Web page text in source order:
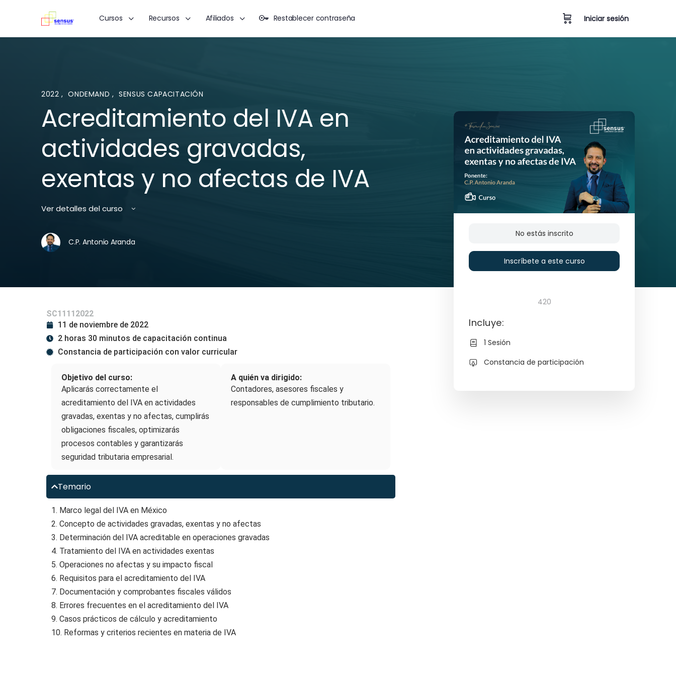
Cursos Recursos Afiliados Restablecer contraseña Iniciar sesión
2022, ONDEMAND , SENSUS CAPACITACIÓN
Acreditamiento del IVA en
actividades gravadas,
exentas y no afectas de IVA
Ver detalles del curso
C.P. Antonio Aranda
SC11112022
11 de noviembre de 2022
2 horas 30 minutos de capacitación continua
Constancia de participación con valor curricular
Objetivo del curso:
Aplicarás correctamente el
acreditamiento del IVA en actividades
gravadas, exentas y no afectas, cumplirás
obligaciones fiscales, optimizarás
procesos contables y garantizarás
seguridad tributaria empresarial.
A quién va dirigido:
Contadores, asesores fiscales y
responsables de cumplimiento tributario.
Temario
1. Marco legal del IVA en México
2. Concepto de actividades gravadas, exentas y no afectas
3. Determinación del IVA acreditable en operaciones gravadas
4. Tratamiento del IVA en actividades exentas
5. Operaciones no afectas y su impacto fiscal
6. Requisitos para el acreditamiento del IVA
7. Documentación y comprobantes fiscales válidos
8. Errores frecuentes en el acreditamiento del IVA
9. Casos prácticos de cálculo y acreditamiento
10. Reformas y criterios recientes en materia de IVA
No estás inscrito
Inscríbete a este curso
420
Incluye:
1 Sesión
Constancia de participación